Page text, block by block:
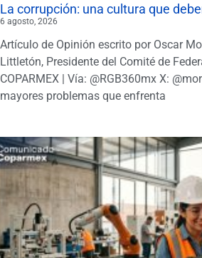
La corrupción: una cultura que
6 agosto, 2026
Artículo de Opinión escrito por Oscar
Littletón, Presidente del Comité de
COPARMEX | Vía: @RGB360mx X:
mayores problemas que enfrenta